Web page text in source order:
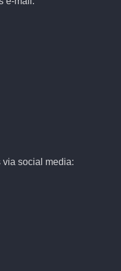
via social media: